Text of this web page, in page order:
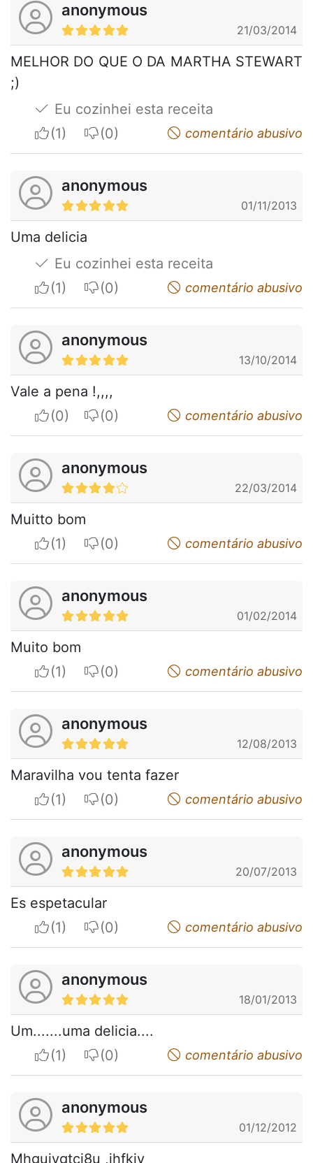
anonymous
21/03/2014
MELHOR DO QUE O DA MARTHA STEWART
;)
Eu cozinhei esta receita
I apreciateI do not appreciatecomentário abusivo
anonymous
01/11/2013
Uma delicia
Eu cozinhei esta receita
I apreciateI do not appreciatecomentário abusivo
anonymous
13/10/2014
Vale a pena !,,,,
I apreciateI do not appreciatecomentário abusivo
anonymous
22/03/2014
Muitto bom
I apreciateI do not appreciatecomentário abusivo
anonymous
01/02/2014
Muito bom
I apreciateI do not appreciatecomentário abusivo
anonymous
12/08/2013
Maravilha vou tenta fazer
I apreciateI do not appreciatecomentário abusivo
anonymous
20/07/2013
Es espetacular
I apreciateI do not appreciatecomentário abusivo
anonymous
18/01/2013
Um.......uma delicia....
I apreciateI do not appreciatecomentário abusivo
anonymous
01/12/2012
Mhguiygtçi8u ,jhfkjy